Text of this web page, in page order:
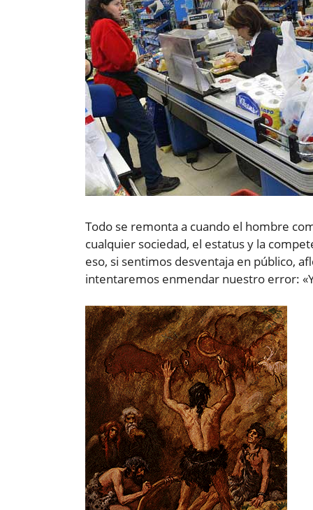
Todo se remonta a cuando el hombre
cualquier sociedad, el estatus y la
eso, si sentimos desventaja en público,
intentaremos enmendar nuestro error: